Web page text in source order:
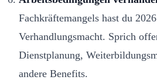
Fachkräftemangels hast du
Verhandlungsmacht. Sprich
Dienstplanung,
andere Benefits.